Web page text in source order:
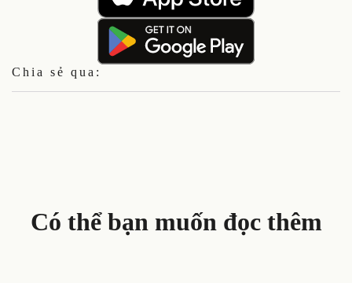
Chia sẻ qua:
Có thể bạn muốn đọc thêm